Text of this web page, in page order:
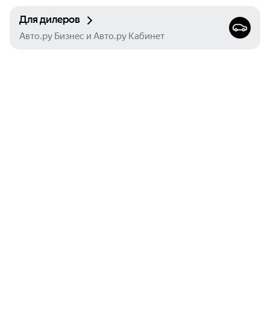
Для дилеров
Авто.ру Бизнес и Авто.ру Кабинет